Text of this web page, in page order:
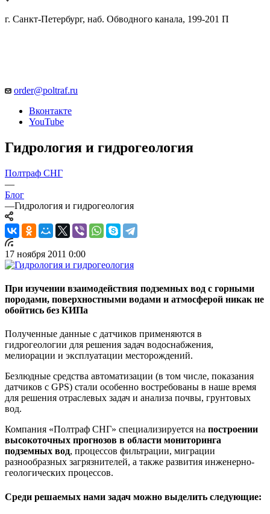
г. Санкт-Петербург, наб. Обводного канала, 199-201 П
order@poltraf.ru
Вконтакте
YouTube
Гидрология и гидрогеология
Полтраф СНГ
—
Блог
—Гидрология и гидрогеология
17 ноября 2011 0:00
При изучении взаимодействия подземных вод с горными
породами, поверхностными водами и атмосферой никак не
обойтись без КИПа
Полученные данные с датчиков применяются в
гидрогеологии для решения задач водоснабжения,
мелиорации и эксплуатации месторождений.
Безлюдные средства автоматизации (в том числе, показания
датчиков с GPS) стали особенно востребованы в наше время
для решения отраслевых задач и анализа почвы, грунтовых
вод.
Компания «Полтраф СНГ» специализируется на построении
высокоточных прогнозов в области мониторинга
подземных вод, процессов фильтрации, миграции
разнообразных загрязнителей, а также развития инженерно-
геологических процессов.
Среди решаемых нами задач можно выделить следующие: